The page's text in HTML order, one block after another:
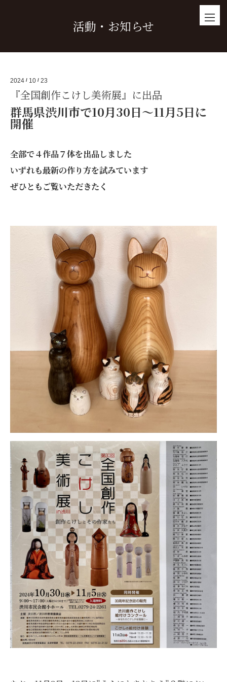
活動・お知らせ
2024 / 10 / 23
『全国創作こけし美術展』に出品
群馬県渋川市で10月30日～11月5日に
開催
全部で４作品７体を出品しました
いずれも最新の作り方を試みています
ぜひともご覧いただきたく